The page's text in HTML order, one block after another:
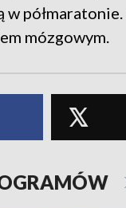
mózgowym.